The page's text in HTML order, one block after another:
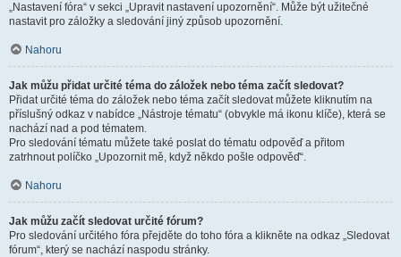
„Nastavení fóra“ v sekci „Upravit nastavení upozornění“. Může být užitečné
nastavit pro záložky a sledování jiný způsob upozornění.
Nahoru
Jak můžu přidat určité téma do záložek nebo téma začít sledovat?
Přidat určité téma do záložek nebo téma začít sledovat můžete kliknutím na
příslušný odkaz v nabídce „Nástroje tématu“ (obvykle má ikonu klíče), která se
nachází nad a pod tématem.
Pro sledování tématu můžete také poslat do tématu odpověď a přitom
zatrhnout políčko „Upozornit mě, když někdo pošle odpověď“.
Nahoru
Jak můžu začít sledovat určité fórum?
Pro sledování určitého fóra přejděte do toho fóra a klikněte na odkaz „Sledovat
fórum“, který se nachází naspodu stránky.